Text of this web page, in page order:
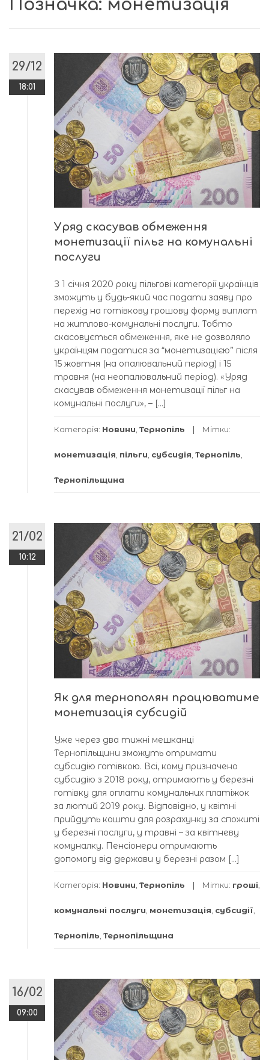
Позначка: монетизація
29/12
18:01
Уряд скасував обмеження
монетизації пільг на комунальні
послуги
З 1 січня 2020 року пільгові категорії українців
зможуть у будь-який час подати заяву про
перехід на готівкову грошову форму виплат
на житлово-комунальні послуги. Тобто
скасовується обмеження, яке не дозволяло
українцям податися за “монетизацією” після
15 жовтня (на опалювальний період) і 15
травня (на неопалювальний період). «Уряд
скасував обмеження монетизації пільг на
комунальні послуги», – […]
Категорія: Новини, Тернопіль Мітки:
монетизація, пільги, субсидія, Тернопіль,
Тернопільщина
21/02
10:12
Як для тернополян працюватиме
монетизація субсидій
Уже через два тижні мешканці
Тернопільщини зможуть отримати
субсидію готівкою. Всі, кому призначено
субсидію з 2018 року, отримають у березні
готівку для оплати комунальних платіжок
за лютий 2019 року. Відповідно, у квітні
прийдуть кошти для розрахунку за спожиті
у березні послуги, у травні – за квітневу
комуналку. Пенсіонери отримають
допомогу від держави у березні разом […]
Категорія: Новини Тернопіль Мітки: гроші
комунальні послуги монетизація субсидії
Тернопіль Тернопільщина
16/02
09:00